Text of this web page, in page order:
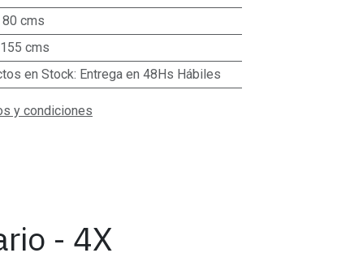
80 cms
155 cms
en Stock: Entrega en 48Hs Hábiles
y condiciones
- 4X